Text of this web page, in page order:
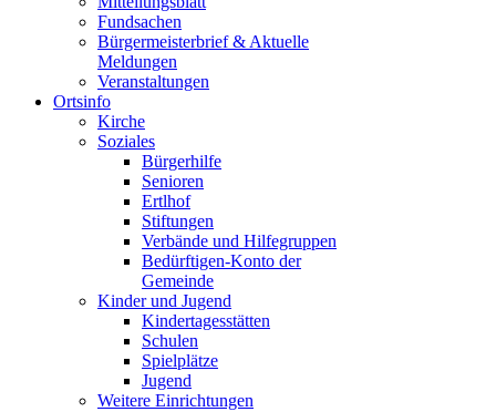
Fundsachen
Bürgermeisterbrief & Aktuelle
Meldungen
Veranstaltungen
Ortsinfo
Kirche
Soziales
Bürgerhilfe
Senioren
Ertlhof
Stiftungen
Verbände und Hilfegruppen
Bedürftigen-Konto der
Gemeinde
Kinder und Jugend
Kindertagesstätten
Schulen
Spielplätze
Jugend
Weitere Einrichtungen